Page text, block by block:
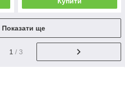
Показати ще
1 / 3